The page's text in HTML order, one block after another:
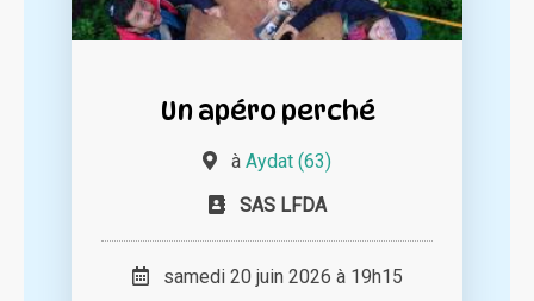
Un apéro perché
à Aydat (63)
SAS LFDA
samedi 20 juin 2026 à 19h15